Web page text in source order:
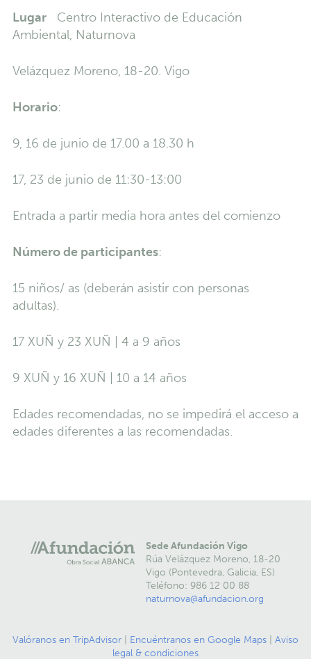
LugarCentro Interactivo de Educación
Ambiental, Naturnova
Velázquez Moreno, 18-20. Vigo
Horario:
9, 16 de junio de 17.00 a 18.30 h
17, 23 de junio de 11:30-13:00
Entrada a partir media hora antes del comienzo
Número de participantes:
15 niños/ as (deberán asistir con personas
adultas).
17 XUÑ y 23 XUÑ | 4 a 9 años
9 XUÑ y 16 XUÑ | 10 a 14 años
Edades recomendadas, no se impedirá el acceso a
edades diferentes a las recomendadas.
Sede Afundación Vigo
Rúa Velázquez Moreno, 18-20
Vigo (Pontevedra, Galicia, ES)
Teléfono: 986 12 00 88
naturnova@afundacion.org
Valóranos en TripAdvisor Encuéntranos en Google Maps
Aviso
legal & condiciones